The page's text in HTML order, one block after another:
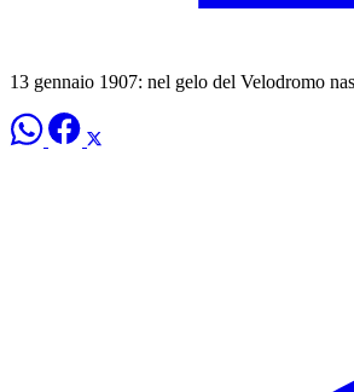
13 gennaio 1907: nel gelo del Velodromo